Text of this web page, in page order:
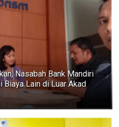
Nasabah Bank Mandiri
Biaya Lain di Luar Akad